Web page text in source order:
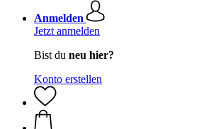
Anmelden
Jetzt anmelden
Bist du neu hier?
Konto erstellen